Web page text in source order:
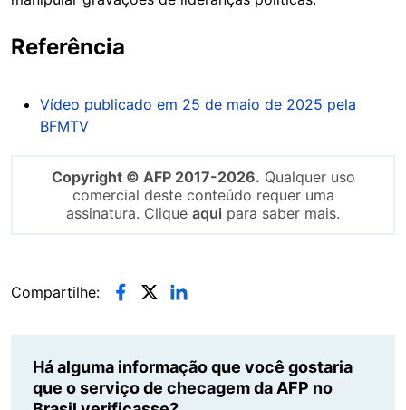
Referência
Vídeo publicado em 25 de maio de 2025 pela
BFMTV
Copyright © AFP 2017-2026. Qualquer uso
comercial deste conteúdo requer uma
assinatura. Clique aqui para saber mais.
Compartilhe:
Há alguma informação que você gostaria
que o serviço de checagem da AFP no